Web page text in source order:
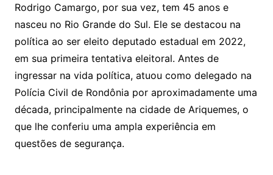
Rodrigo Camargo, por sua vez, tem 45 anos e
nasceu no Rio Grande do Sul. Ele se destacou na
política ao ser eleito deputado estadual em 2022,
em sua primeira tentativa eleitoral. Antes de
ingressar na vida política, atuou como delegado na
Polícia Civil de Rondônia por aproximadamente uma
década, principalmente na cidade de Ariquemes, o
que lhe conferiu uma ampla experiência em
questões de segurança.